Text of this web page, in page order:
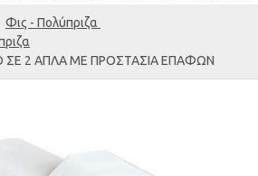
Φις - Πολύπριζα
2 AΠΛA ΜΕ ΠΡΟΣΤΑΣΙΑ ΕΠΑΦΩΝ